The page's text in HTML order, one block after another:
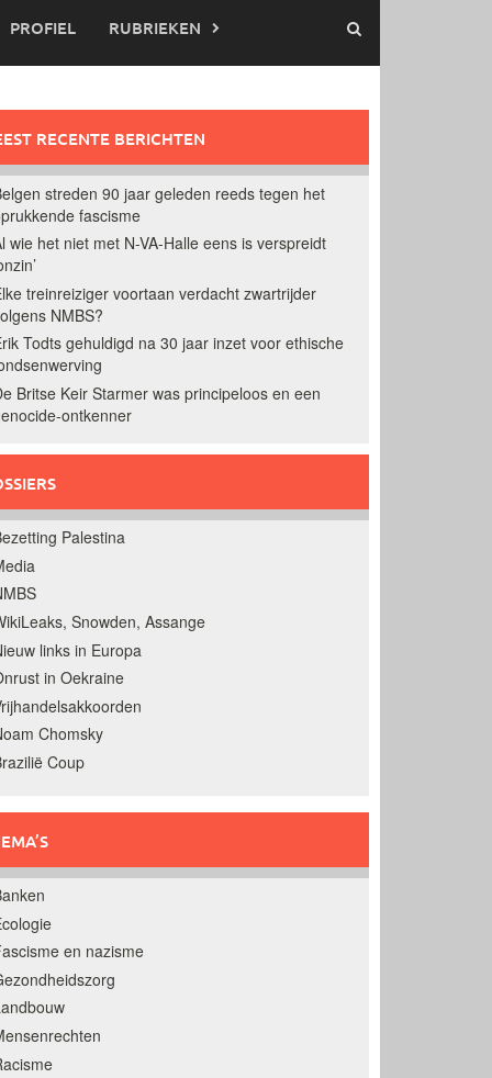
PROFIEL RUBRIEKEN
RECENTE BERICHTEN
streden 90 jaar geleden reeds tegen het
fascisme
wie het niet met N-VA-Halle eens is verspreidt
treinreiziger voortaan verdacht zwartrijder
NMBS?
Todts gehuldigd na 30 jaar inzet voor ethische
Britse Keir Starmer was principeloos en een
ontkenner
Palestina
Snowden, Assange
links in Europa
in Oekraine
Chomsky
Coup
en nazisme